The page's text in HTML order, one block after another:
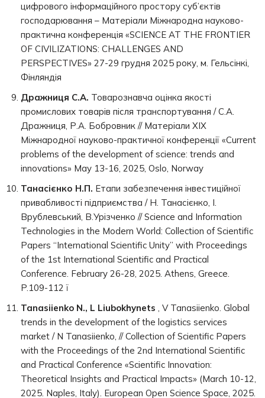
цифрового інформаційного простору суб’єктів
господарювання – Матеріали Міжнародна науково-
практична конференція «SCIENCE AT THE FRONTIER
OF CIVILIZATIONS: CHALLENGES AND
PERSPECTIVES» 27-29 грудня 2025 року, м. Гельсінкі,
Фінляндія
Дражниця С.А. Товарознавча оцінка якості
промислових товарів після транспортування / С.А.
Дражниця, Р.А. Бобровник // Матеріали XIX
Міжнародної науково-практичної конференції «Current
problems of the development of science: trends and
innovations» May 13-16, 2025, Oslo, Norway
Танасієнко Н.П. Етапи забезпечення інвестиційної
привабливості підприємства / Н. Танасієнко, І.
Врублевський, В.Урізченко // Science and Information
Technologies in the Modern World: Collection of Scientific
Papers “International Scientific Unity” with Proceedings
of the 1st International Scientific and Practical
Conference. February 26-28, 2025. Athens, Greece.
P.109-112 ї
Tanasiienko N., L Liubokhynets , V Tanasiienko. Global
trends in the development of the logistics services
market / N Tanasiienko, // Collection of Scientific Papers
with the Proceedings of the 2nd International Scientific
and Practical Conference «Scientific Innovation:
Theoretical Insights and Practical Impacts» (March 10-12,
2025. Naples, Italy). European Open Science Space, 2025.